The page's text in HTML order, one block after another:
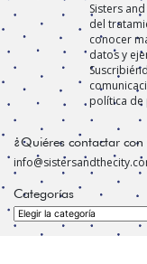
Sisters
del
conocer
datos y
política de
¿Quiéres contactar con
Categorías
Categorías